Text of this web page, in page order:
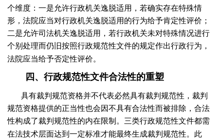
个维度：一是允许行政机关逸脱适用，若确实存在特殊情
形，法院应当对行政机关逸脱适用的行为给予肯定性评价；
二是允许司法机关逸脱适用，若行政机关未对特殊情况进行
个别处理而仍旧按照行政规范性文件的规定作出行政行为，
法院应当给予否定性评价。
四、行政规范性文件合法性的重塑
具有裁判规范资格并不代表必然具有裁判规范性，裁判
规范资格提供的正当性也会因不具有合法性而被排除，合法
性构成了裁判规范性的内在限制。三类行政规范性文件都需
在法技术层面达到一定标准才能最终生成裁判规范性。此